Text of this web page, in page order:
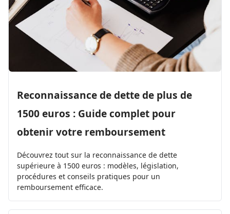
Reconnaissance de dette de plus de
1500 euros : Guide complet pour
obtenir votre remboursement
Découvrez tout sur la reconnaissance de dette
supérieure à 1500 euros : modèles, législation,
procédures et conseils pratiques pour un
remboursement efficace.